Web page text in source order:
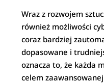
Wraz z rozwojem
również możliwości
coraz bardziej
dopasowane i
oznacza to, że każda
celem